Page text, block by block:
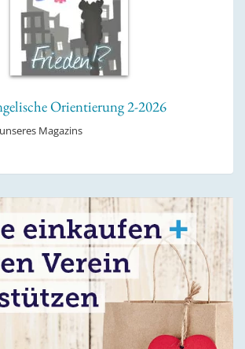
Orientierung 2-2026
Magazins